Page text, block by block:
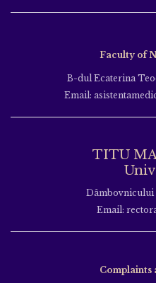
Faculty of
B-dul Ecaterina
Email:
TITU
Dâmbovnicului
Email:
Complaints